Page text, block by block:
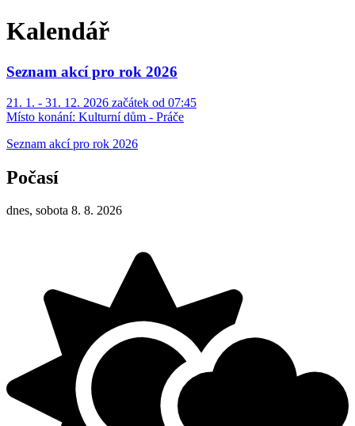
Kalendář
Seznam akcí pro rok 2026
21. 1. - 31. 12. 2026 začátek od 07:45
Místo konání: Kulturní dům - Práče
Seznam akcí pro rok 2026
Počasí
dnes, sobota 8. 8. 2026